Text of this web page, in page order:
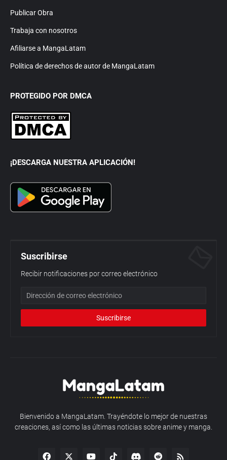
Publicar Obra
Trabaja con nosotros
Afiliarse a MangaLatam
Política de derechos de autor de MangaLatam
PROTEGIDO POR DMCA
¡DESCARGA NUESTRA APLICACIÓN!
Suscribirse
Recibir notificaciones por correo electrónico
Bienvenido a MangaLatam. Trayéndote lo mejor de nuestras
creaciones, así como las últimas noticias sobre anime y manga.